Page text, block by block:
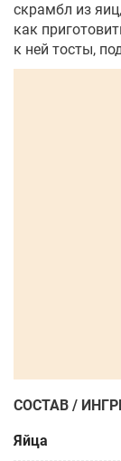
скрамбл из
как
к ней тосты,
СОСТАВ /
Яйца